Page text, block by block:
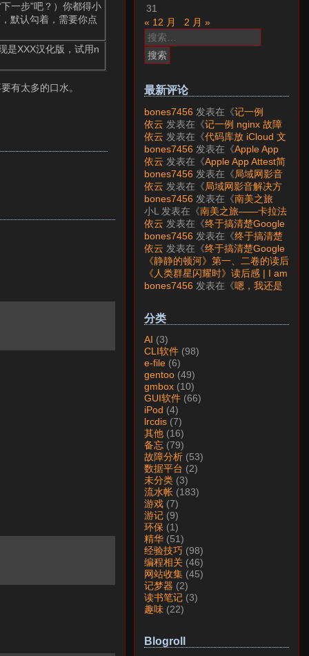
一步”吧？）你都得小
默认勾着，需要你点
是XXX汉化版，试用n
有太多的口水。
31
« 12 月
2 月 »
搜
索：
最新评论
bones7456 发表在《记一例
nginx 故障分析》
依云 发表在《记一例 nginx 故障
分析 》
依云 发表在《代码库放 iCloud 文
件夹会怎样？》
bones7456 发表在《Apple App
Attest简介》
依云 发表在《Apple App Attest简
介》
bones7456 发表在《局域网影音
解决方案——Jellyfin》
依云 发表在《局域网影音解决方
案——Jellyfin》
bones7456 发表在《南美之旅
——卡拉法特看莫雷诺大冰川》
小L 发表在《南美之旅——卡拉法
特看莫雷诺大冰川》
依云 发表在《终于搞清楚Google
账号的所属国家的逻辑了》
bones7456 发表在《终于搞清楚
Google账号的所属国家的逻辑
了》
依云 发表在《终于搞清楚Google
账号的所属国家的逻辑了》
《静静的顿河》第一、二卷的读后
感 | I am LAZY bones?发表在
《《人类群星闪耀时》读后感》
《人类群星闪耀时》读后感 | I am
LAZY bones?发表在《
《显微镜
bones7456 发表在《嗯，我还是
分类
AI (3)
CLI软件 (98)
e-file (6)
gentoo (49)
gmbox (10)
GUI软件 (66)
iPod (4)
lrcdis (7)
其他 (16)
备忘 (79)
故障分析 (53)
数据平台 (2)
未分类 (3)
流水帐 (183)
游戏 (7)
游记 (9)
环保 (1)
精华 (51)
经验技巧 (98)
编程相关 (46)
网站收集 (45)
记梦器 (2)
读书笔记 (3)
趣味 (22)
Blogroll